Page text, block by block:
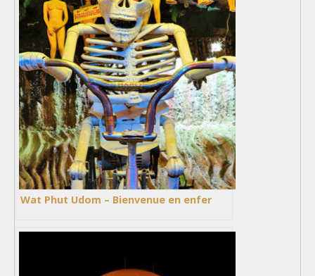
Wat Phut Udom – Bienvenue en enfer